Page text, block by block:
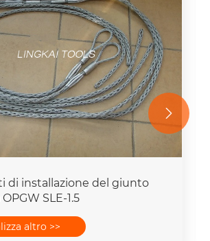
di installazione del giunto
SLE-1.5
altro >>
